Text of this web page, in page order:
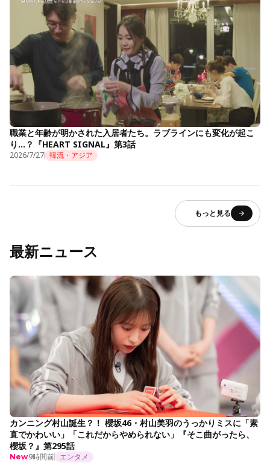
職業と年齢が明かされた入居者たち。ラブラインにも変化が起こ
り…？『HEART SIGNAL』第3話
2026/7/27 韓流・アジア
もっと見る
最新ニュース
カンニング村山誕生？！ 櫻坂46・村山美羽のうっかりミスに「素
直でかわいい」「これだからやめられない」『そこ曲がったら、
櫻坂？』第295話
New9時間前 エンタメ